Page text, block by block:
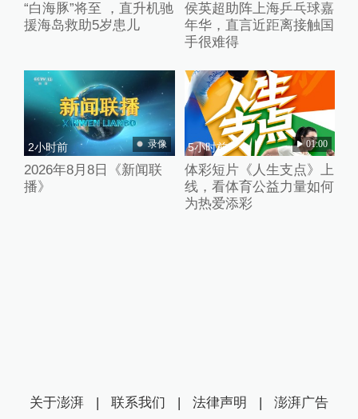
“白海豚”将至 ，直升机驰
援海岛救助5岁患儿
侯英超助阵上海乒乓球嘉
年华，直言近距离接触国
手很难得
2小时前 录像
2026年8月8日《新闻联
播》
5小时前 01:00
体彩短片《人生支点》上
线，看体育公益力量如何
为热爱添彩
关于澎湃 | 联系我们 | 法律声明 | 澎湃广告